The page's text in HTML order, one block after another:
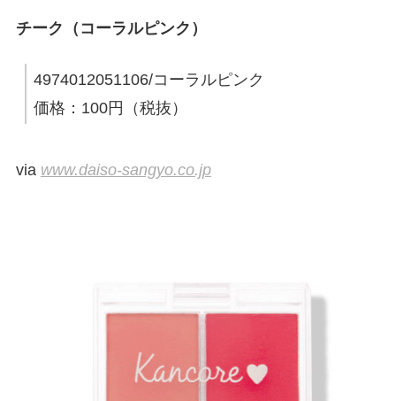
チーク（コーラルピンク）
4974012051106/コーラルピンク
価格：100円（税抜）
via www.daiso-sangyo.co.jp